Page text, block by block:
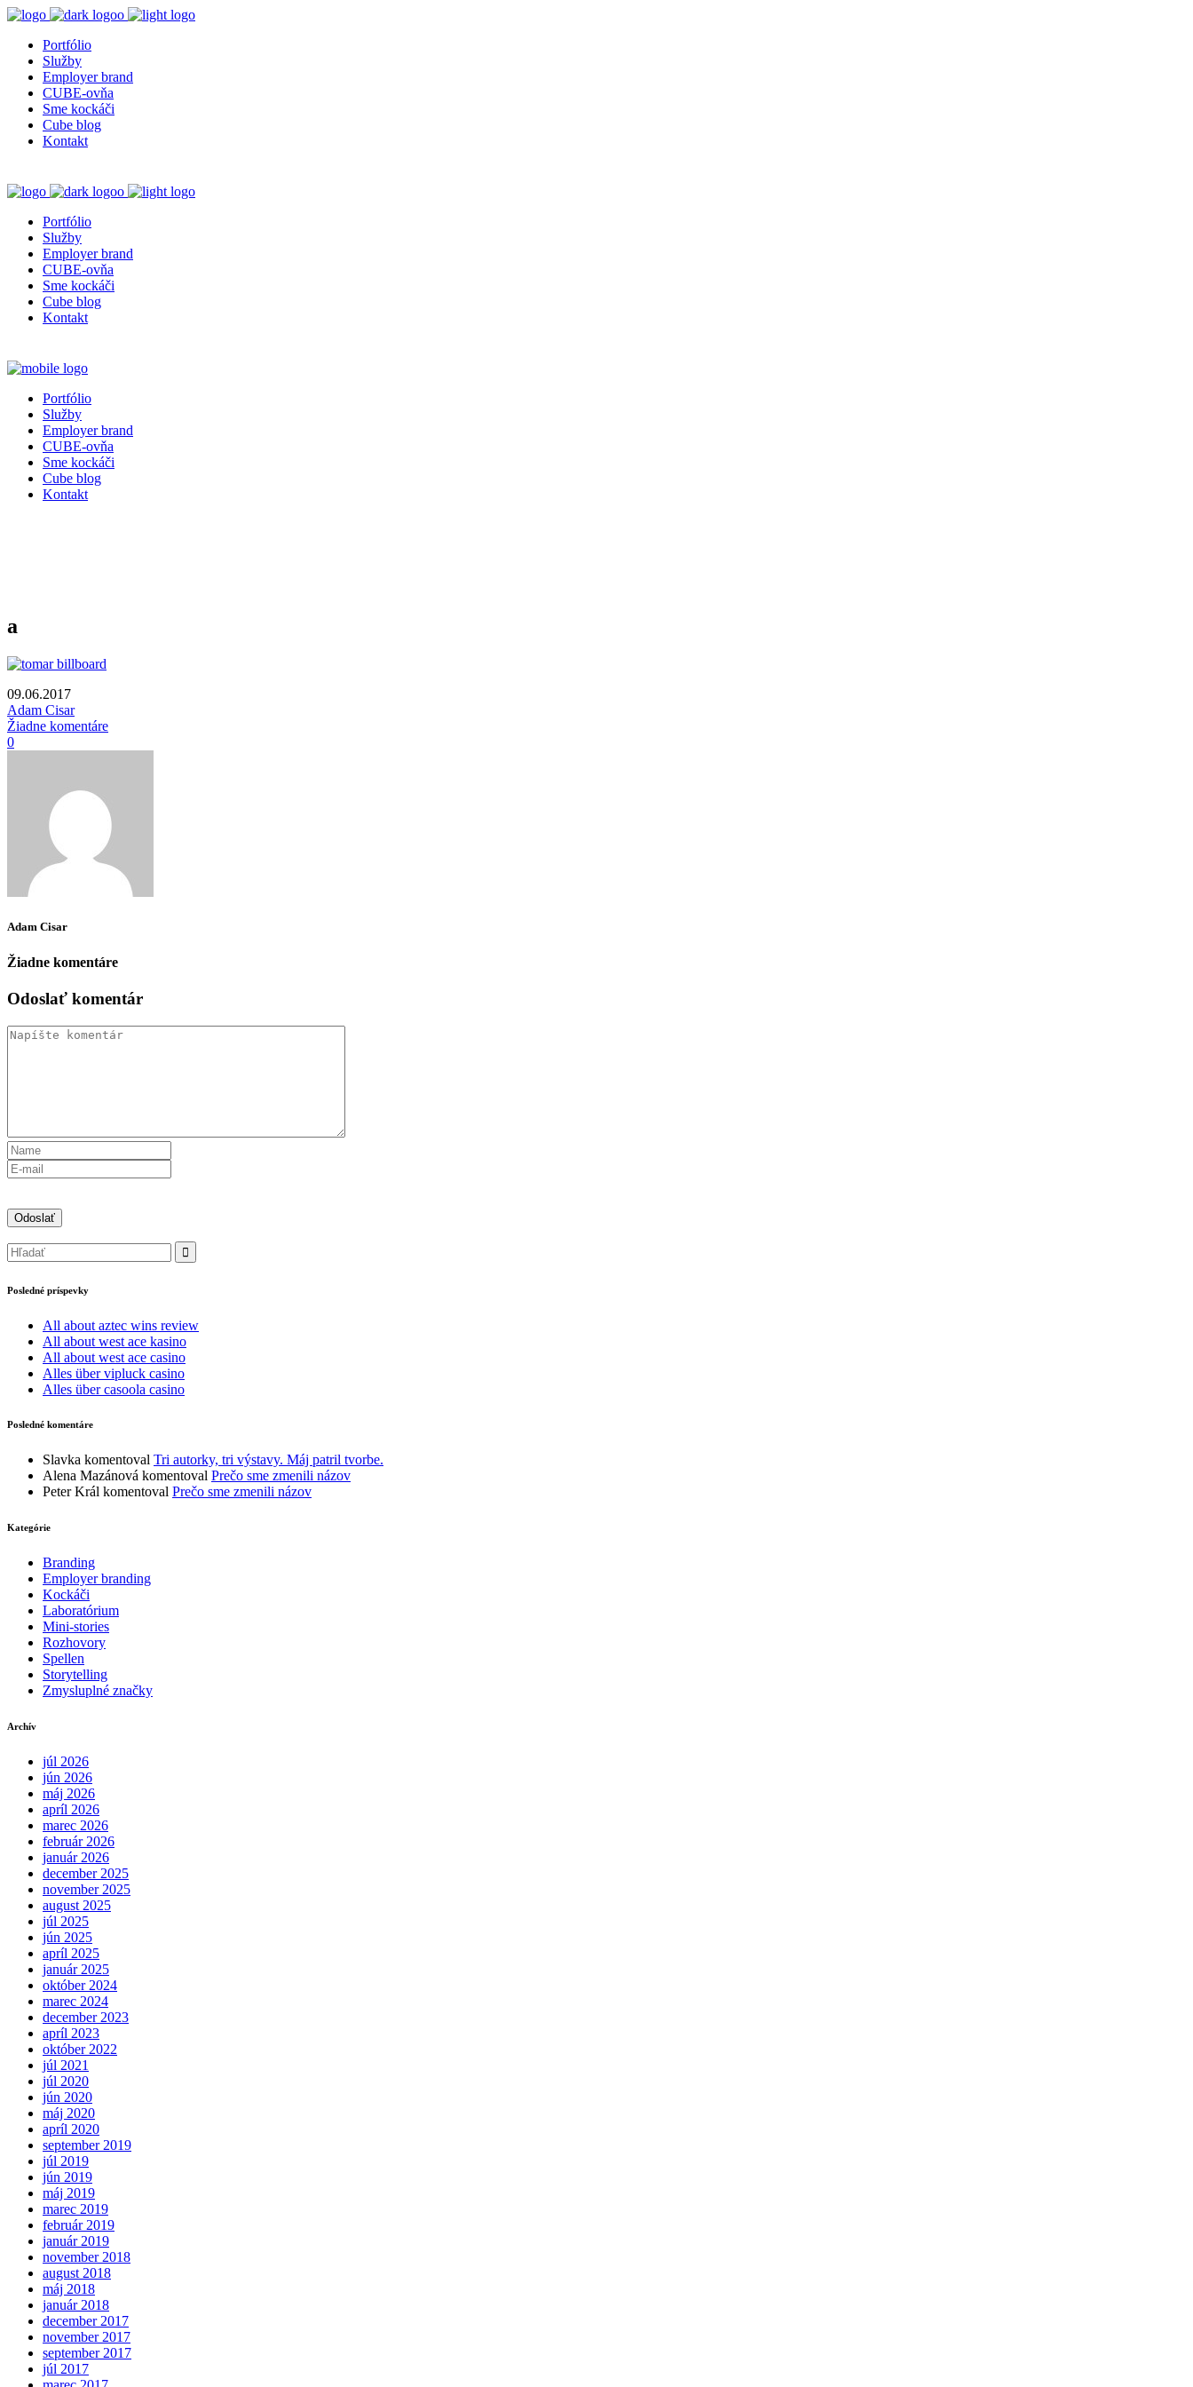
Portfólio
Služby
Employer brand
CUBE-ovňa
Sme kockáči
Cube blog
Kontakt
Portfólio
Služby
Employer brand
CUBE-ovňa
Sme kockáči
Cube blog
Kontakt
Portfólio
Služby
Employer brand
CUBE-ovňa
Sme kockáči
Cube blog
Kontakt
a
09.06.2017
Adam Cisar
Žiadne komentáre
0
Adam Cisar
Žiadne komentáre
Odoslať komentár
Posledné príspevky
All about aztec wins review
All about west ace kasino
All about west ace casino
Alles über vipluck casino
Alles über casoola casino
Posledné komentáre
Slavka komentoval Tri autorky, tri výstavy. Máj patril tvorbe.
Alena Mazánová komentoval Prečo sme zmenili názov
Peter Král komentoval Prečo sme zmenili názov
Kategórie
Branding
Employer branding
Kockáči
Laboratórium
Mini-stories
Rozhovory
Spellen
Storytelling
Zmysluplné značky
Archív
júl 2026
jún 2026
máj 2026
apríl 2026
marec 2026
február 2026
január 2026
december 2025
november 2025
august 2025
júl 2025
jún 2025
apríl 2025
január 2025
október 2024
marec 2024
december 2023
apríl 2023
október 2022
júl 2021
júl 2020
jún 2020
máj 2020
apríl 2020
september 2019
júl 2019
jún 2019
máj 2019
marec 2019
február 2019
január 2019
november 2018
august 2018
máj 2018
január 2018
december 2017
november 2017
september 2017
júl 2017